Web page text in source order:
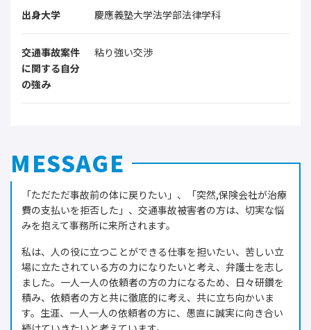
出身大学 慶應義塾大学法学部法律学科
交通事故案件
に関する自分
の強み
粘り強い交渉
MESSAGE
「ただただ事故前の体に戻りたい」、「突然,保険会社が治療
費の支払いを拒否した」、交通事故被害者の方は、切実な悩
みを抱えて事務所に来所されます。
私は、人の役に立つことができる仕事を担いたい、苦しい立
場に立たされている方の力になりたいと考え、弁護士を志し
ました。一人一人の依頼者の方の力になるため、日々研鑽を
積み、依頼者の方と共に徹底的に考え、共に立ち向かいま
す。生涯、一人一人の依頼者の方に、愚直に誠実に向き合い